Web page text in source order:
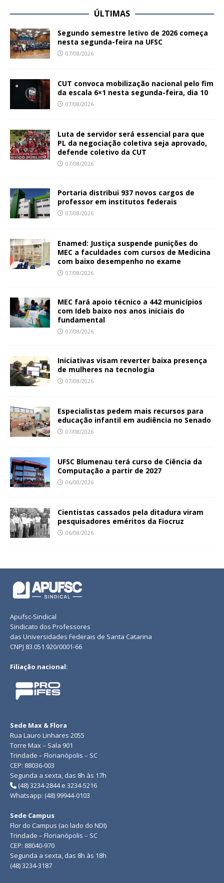
ÚLTIMAS
Segundo semestre letivo de 2026 começa
nesta segunda-feira na UFSC
07/08/2026
CUT convoca mobilização nacional pelo fim
da escala 6×1 nesta segunda-feira, dia 10
07/08/2026
Luta de servidor será essencial para que
PL da negociação coletiva seja aprovado,
defende coletivo da CUT
07/08/2026
Portaria distribui 937 novos cargos de
professor em institutos federais
07/08/2026
Enamed: Justiça suspende punições do
MEC a faculdades com cursos de Medicina
com baixo desempenho no exame
07/08/2026
MEC fará apoio técnico a 442 municípios
com Ideb baixo nos anos iniciais do
fundamental
07/08/2026
Iniciativas visam reverter baixa presença
de mulheres na tecnologia
07/08/2026
Especialistas pedem mais recursos para
educação infantil em audiência no Senado
07/08/2026
UFSC Blumenau terá curso de Ciência da
Computação a partir de 2027
06/08/2026
Cientistas cassados pela ditadura viram
pesquisadores eméritos da Fiocruz
06/08/2026
Apufsc-Sindical
Sindicato dos Professores
das Universidades Federais de Santa Catarina
CNPJ 83.051.920/0001-66
Filiação nacional:
Sede Max & Flora
Rua Lauro Linhares 2055
Torre Max – Sala 901
Trindade – Florianópolis – SC
CEP: 88036-003
Segunda a sexta, das 8h às 17h
(48) 3234-2844 e 3234-5216
Whatsapp: (48) 99944-0103
Sede Campus
Flor do Campus (ao lado do NDI)
Trindade – Florianópolis – SC
CEP: 88040-970
Segunda a sexta, das 8h às 18h
(48) 3234-3187